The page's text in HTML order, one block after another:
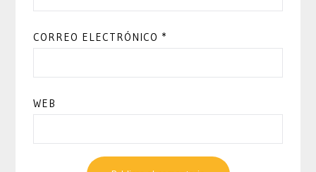
CORREO ELECTRÓNICO *
WEB